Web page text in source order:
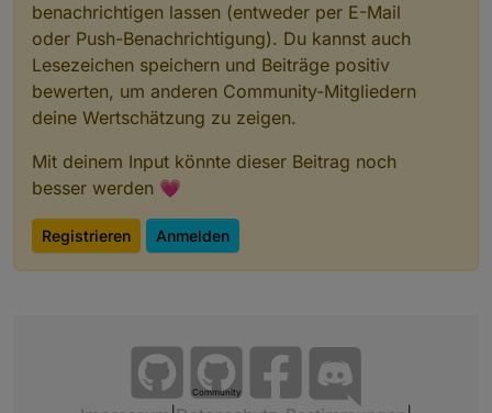
benachrichtigen lassen (entweder per E-Mail
oder Push-Benachrichtigung). Du kannst auch
Lesezeichen speichern und Beiträge positiv
bewerten, um anderen Community-Mitgliedern
deine Wertschätzung zu zeigen.
Mit deinem Input könnte dieser Beitrag noch
besser werden 💗
Registrieren Anmelden
Community